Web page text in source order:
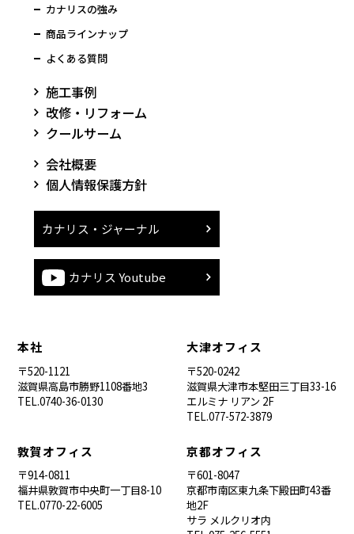
カナリスの強み
商品ラインナップ
よくある質問
施工事例
改修・リフォーム
クールサーム
会社概要
個人情報保護方針
カナリス・ジャーナル
カナリス Youtube
本社
〒520-1121
滋賀県高島市勝野1108番地3
TEL.0740-36-0130
大津オフィス
〒520-0242
滋賀県大津市本堅田三丁目33-16
エルミナ リアン 2F
TEL.077-572-3879
敦賀オフィス
〒914-0811
福井県敦賀市中央町一丁目8-10
TEL.0770-22-6005
京都オフィス
〒601-8047
京都市南区東九条下殿田町43番
地2F
サラ メルクリオ内